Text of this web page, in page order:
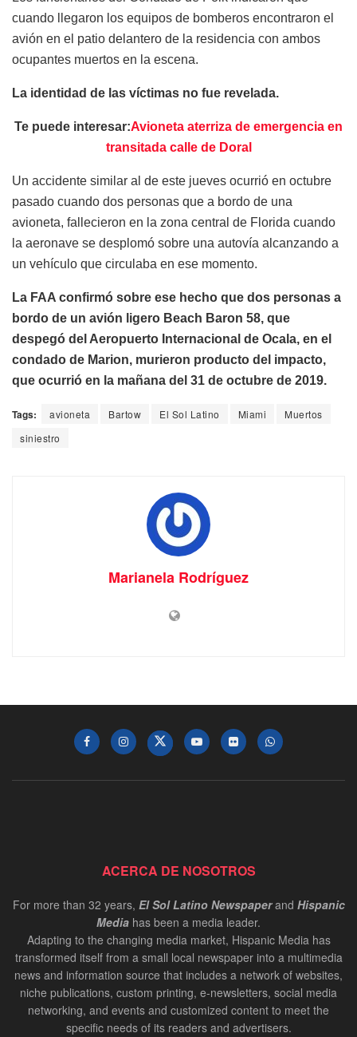
cuando llegaron los equipos de bomberos encontraron el
avión en el patio delantero de la residencia con ambos
ocupantes muertos en la escena.
La identidad de las víctimas no fue revelada.
Te puede interesar:Avioneta aterriza de emergencia en
transitada calle de Doral
Un accidente similar al de este jueves ocurrió en octubre
pasado cuando dos personas que a bordo de una
avioneta, fallecieron en la zona central de Florida cuando
la aeronave se desplomó sobre una autovía alcanzando a
un vehículo que circulaba en ese momento.
La FAA confirmó sobre ese hecho que dos personas a
bordo de un avión ligero Beach Baron 58, que
despegó del Aeropuerto Internacional de Ocala, en el
condado de Marion, murieron producto del impacto,
que ocurrió en la mañana del 31 de octubre de 2019.
Tags: avioneta Bartow El Sol Latino Miami
Muertos
siniestro
Marianela Rodríguez
ACERCA DE NOSOTROS
For more than 32 years, El Sol Latino Newspaperand Hispanic
Media has been a media leader.
Adapting to the changing media market, Hispanic Media has
transformed itself from a small local newspaper into a multimedia
news and information source that includes a network of websites,
niche publications, custom printing, e-newsletters, social media
networking, and events and customized content to meet the
specific needs of its readers and advertisers.